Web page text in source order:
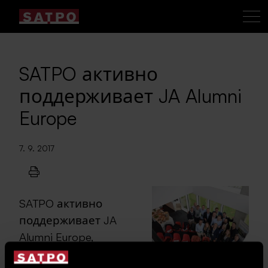
SATPO активно
поддерживает JA Alumni
Europe
7. 9. 2017
SATPO активно
поддерживает JA
Alumni Europe,
которая проводится